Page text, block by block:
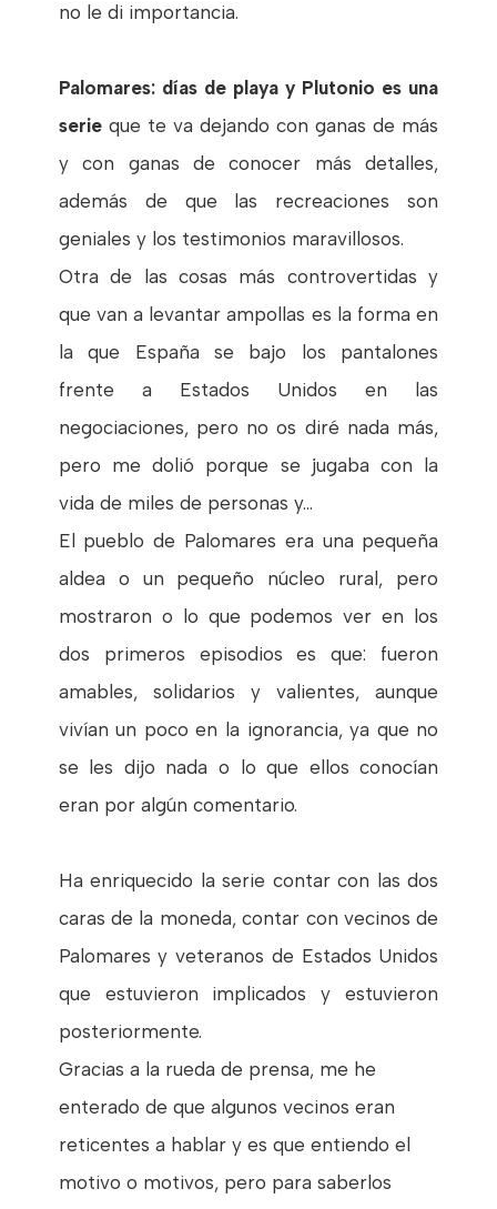
no le di importancia.
Palomares: días de playa y Plutonio es una
serie que te va dejando con ganas de más
y con ganas de conocer más detalles,
además de que las recreaciones son
geniales y los testimonios maravillosos.
Otra de las cosas más controvertidas y
que van a levantar ampollas es la forma en
la que España se bajo los pantalones
frente a Estados Unidos en las
negociaciones, pero no os diré nada más,
pero me dolió porque se jugaba con la
vida de miles de personas y...
El pueblo de Palomares era una pequeña
aldea o un pequeño núcleo rural, pero
mostraron o lo que podemos ver en los
dos primeros episodios es que: fueron
amables, solidarios y valientes, aunque
vivían un poco en la ignorancia, ya que no
se les dijo nada o lo que ellos conocían
eran por algún comentario.
Ha enriquecido la serie contar con las dos
caras de la moneda, contar con vecinos de
Palomares y veteranos de Estados Unidos
que estuvieron implicados y estuvieron
posteriormente.
Gracias a la rueda de prensa, me he
enterado de que algunos vecinos eran
reticentes a hablar y es que entiendo el
motivo o motivos, pero para saberlos